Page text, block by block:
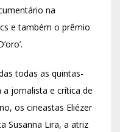
na
e também o prêmio
todas as quintas-
jornalista e crítica de
os cineastas Eliézer
Susanna Lira, a atriz